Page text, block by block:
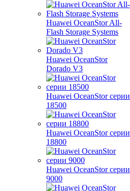
Huawei OceanStor All-
Flash Storage Systems
Huawei OceanStor
Dorado V3
Huawei OceanStor серии
18500
Huawei OceanStor серии
18800
Huawei OceanStor серии
9000